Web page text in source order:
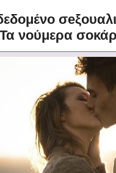
Τα νούμερα